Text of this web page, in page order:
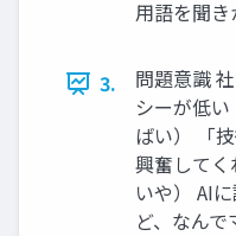
用語を聞
3.
問題意識
シーが低
ばい） 「
興奮して
いや） AI
ど、なん